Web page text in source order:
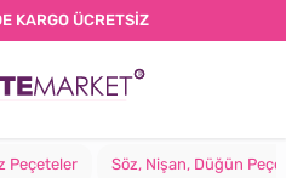
KARGO ÜCRETSİZ
Peçeteler Söz, Nişan, Düğün